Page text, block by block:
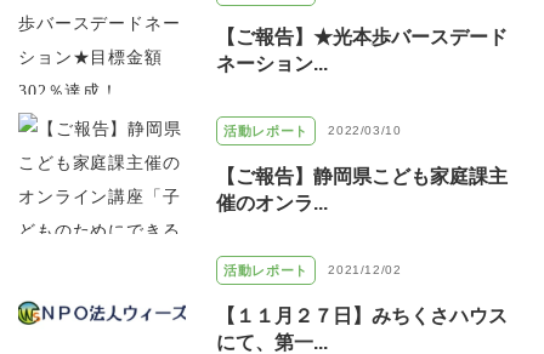
【ご報告】★光本歩バースデード
ネーション...
活動レポート 2022/03/10
【ご報告】静岡県こども家庭課主
催のオンラ...
活動レポート 2021/12/02
【１１月２７日】みちくさハウス
にて、第一...